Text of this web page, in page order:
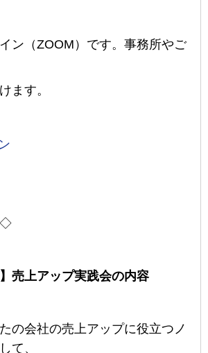
ン（ZOOM） です。事務所やご
ます。
売上アップ実践会の内容
の会社の売上アップに役立つノ
て、